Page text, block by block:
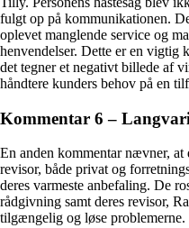
fulgt op på kommunikationen.
oplevet manglende service og
henvendelser. Dette er en vigtig
det tegner et negativt billede af
håndtere kunders behov på en
Kommentar 6 –
En anden kommentar nævner,
revisor, både privat og
deres varmeste anbefaling. De
rådgivning samt deres revisor,
tilgængelig og løse